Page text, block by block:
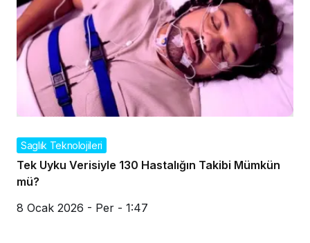
Saglık Teknolojileri
Tek Uyku Verisiyle 130 Hastalığın Takibi Mümkün
mü?
8 Ocak 2026 - Per - 1:47